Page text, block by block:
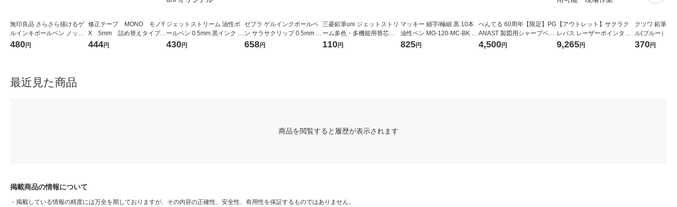
無印良品 さらさら描けるゲ
ルインキボールペン ノック
式 0.5mm 黒 1セット（1本×
480円
修正テープ MONO モノY
X 5mm 詰め替えタイプ
カートリッジ CT-YR5 2
444円
ジェットストリーム 油性ボ
ールペン 0.5mm 黒インク ア
スクル限定ミント・ピンク
430円
ゼブラ ゲルインクボールペ
ン サラサクリップ 0.5mm 限
定 ムーミン 黒4本セット JJ2
658円
三菱鉛筆uni ジェットストリ
ーム多色・多機能用替芯
紙パッケージ 0.5ｍｍ 黒
110円
マッキー 細字/極細 黒 10本
油性ペン MO-120-MC-BK ゼ
ブラ
825円
ぺんてる 60周年【限定】PG
ANAST 製図用シャープペン
シル 3本 1セット
4,500円
【アウトレット】サクラク
レパス レーザーポインター
RX-10GSN 緑色レーザー ペ
9,265円
クツワ 鉛筆け
ル(ブルー）
370円
最近見た商品
商品を閲覧すると履歴が表示されます
掲載商品の情報について
・ 掲載している情報の精度には万全を期しておりますが、その内容の正確性、安全性、有用性を保証するものではありません。